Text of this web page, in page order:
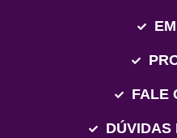
FALE
DÚVIDAS